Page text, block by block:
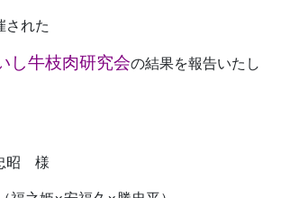
された
し牛枝肉研究会の結果を報告いたし
昭 様